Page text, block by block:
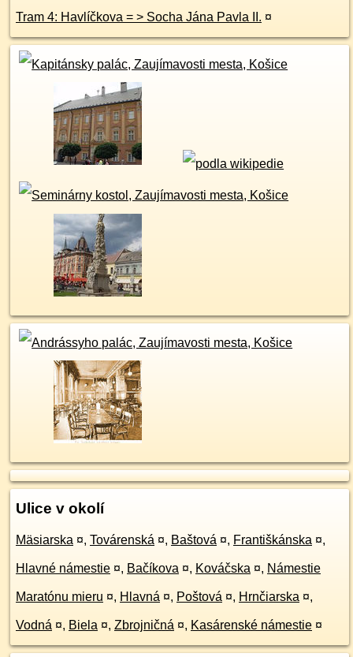
Tram 4: Havlíčkova = > Socha Jána Pavla II. ¤
Ulice v okolí
Mäsiarska ¤, Továrenská ¤, Baštová ¤, Františkánska ¤,
Hlavné námestie ¤, Bačíkova ¤, Kováčska ¤, Námestie
Maratónu mieru ¤, Hlavná ¤, Poštová ¤, Hrnčiarska ¤,
Vodná ¤, Biela ¤, Zbrojničná ¤, Kasárenské námestie ¤